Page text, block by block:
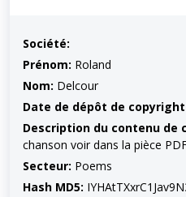
Société:
Prénom: Roland
Nom: Delcour
Date de dépôt de
Description du contenu de
chanson voir dans la pièce
Secteur: Poems
Hash MD5: